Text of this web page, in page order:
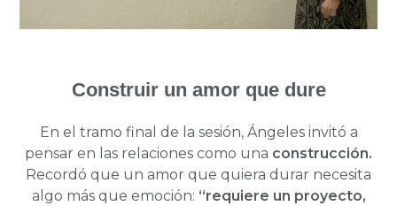
Construir un amor que dure
En el tramo final de la sesión, Ángeles invitó a
pensar en las relaciones como una construcción.
Recordó que un amor que quiera durar necesita
algo más que emoción: “requiere un proyecto,